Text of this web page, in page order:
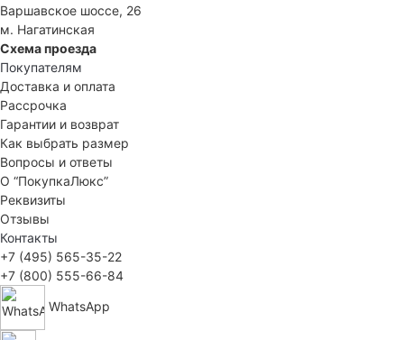
Варшавское шоссе, 26
м. Нагатинская
Схема проезда
Покупателям
Доставка и оплата
Рассрочка
Гарантии и возврат
Как выбрать размер
Вопросы и ответы
О “ПокупкаЛюкс”
Реквизиты
Отзывы
Контакты
+7 (495) 565-35-22
+7 (800) 555-66-84
WhatsApp